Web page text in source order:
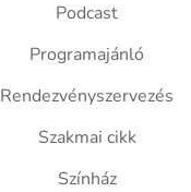
Podcast
Programajánló
Rendezvényszervezés
Szakmai cikk
Színház